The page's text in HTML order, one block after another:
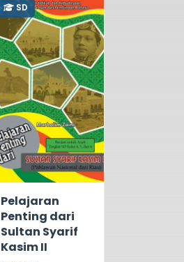
SD
Pelajaran
Penting dari
Sultan Syarif
Kasim II